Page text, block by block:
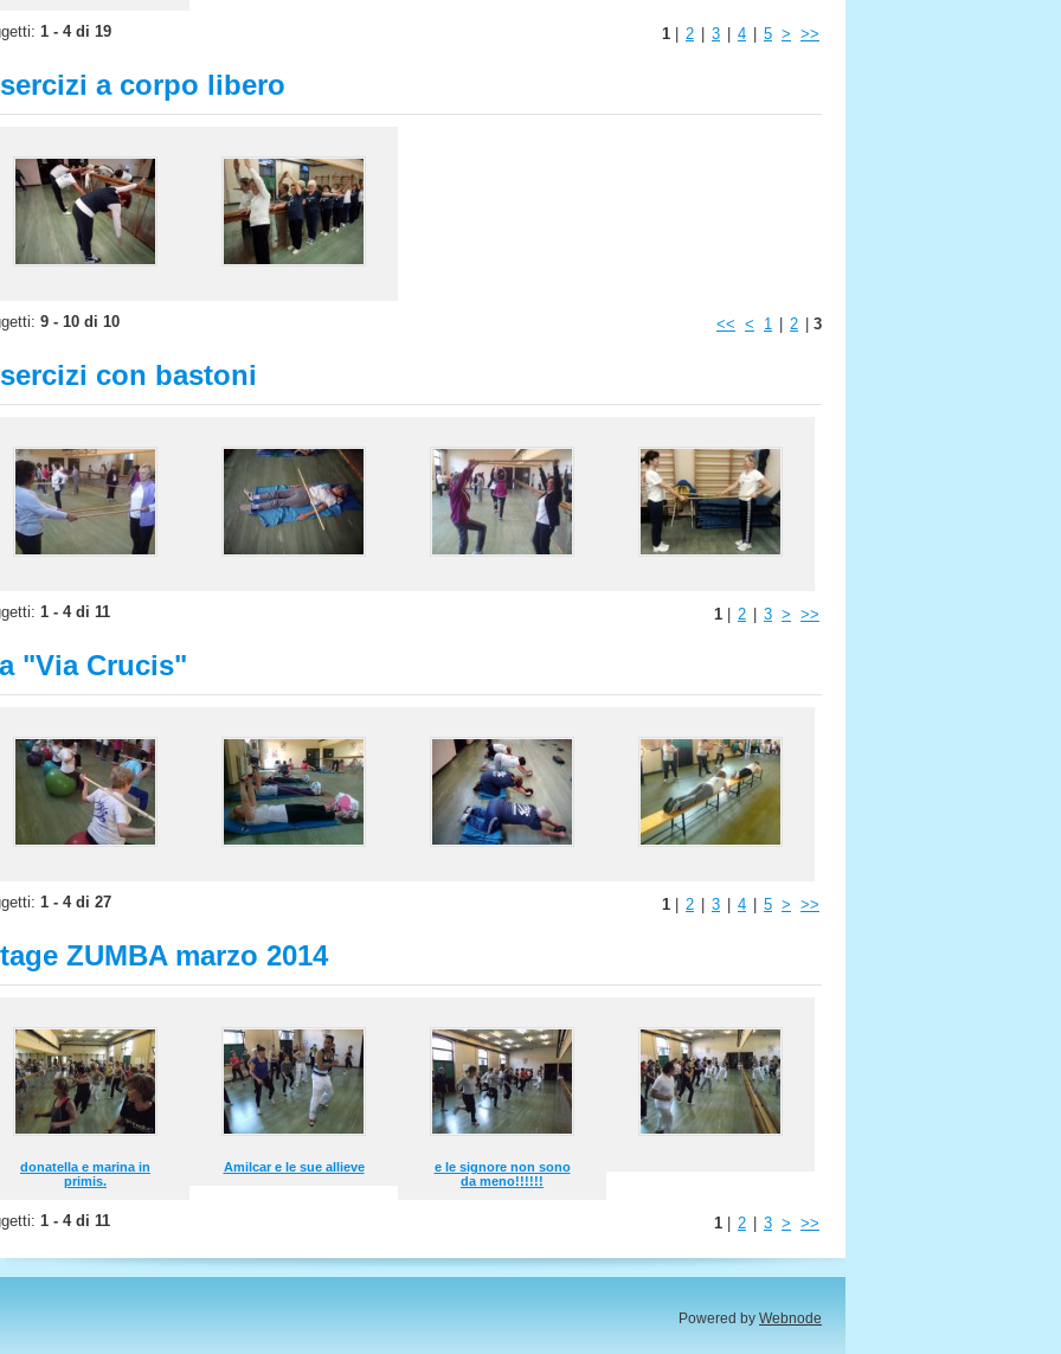
1 - 4 di 19 1 2 3 4 5 > >>
a corpo libero
9 - 10 di 10 << < 1 2 3
con bastoni
1 - 4 di 11 1 2 3 > >>
"Via Crucis"
1 - 4 di 27 1 2 3 4 5 > >>
ZUMBA marzo 2014
donatella e marina in
primis.
Amilcar e le sue allieve
e le signore non sono
da meno!!!!!!
1 - 4 di 11 1 2 3 > >>
Powered by Webnode